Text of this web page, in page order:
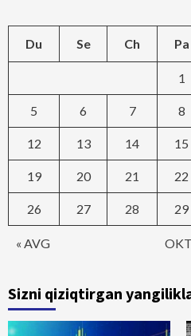
Du Se Ch Pa
« AVG
1
5 6 7 8
12 13 14 15
19 20 21 22
26 27 28 29
Sizni qiziqtirgan